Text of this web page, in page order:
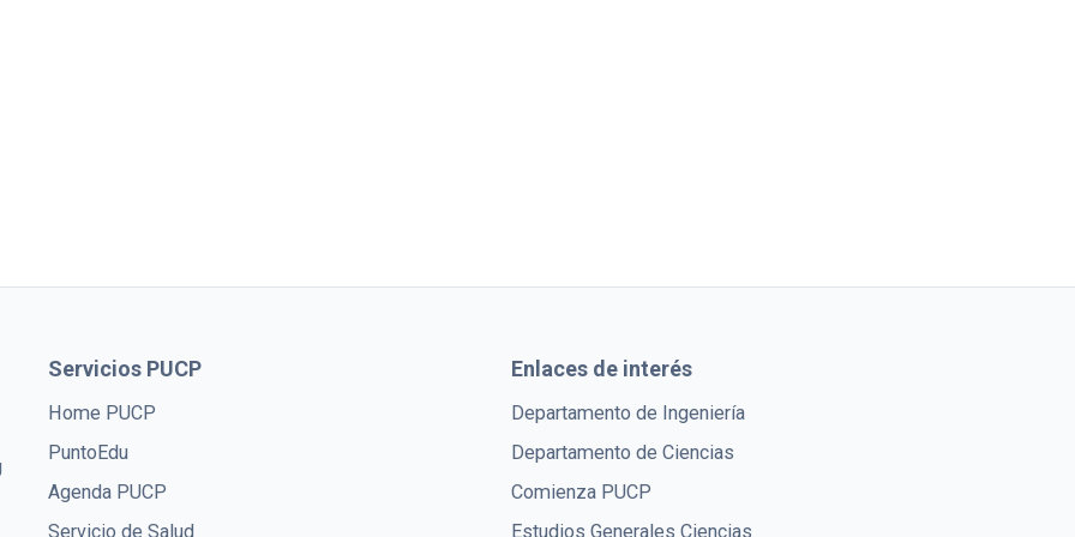
Servicios PUCP
Home PUCP
PuntoEdu
Agenda PUCP
Servicio de Salud
Enlaces de interés
Departamento de Ingeniería
Departamento de Ciencias
Comienza PUCP
Estudios Generales Ciencias